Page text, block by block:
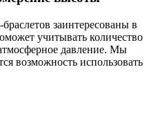
заинтересованы в
учитывать количество
давление. Мы
возможность использовать